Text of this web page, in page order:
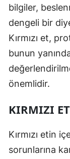
bilgiler,
dengeli bir
Kırmızı et,
bunun
önemlidir.
KIRMIZI
Kırmızı etin
sorunlarına